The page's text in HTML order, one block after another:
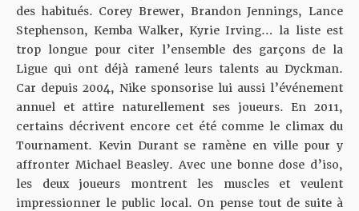
des habitués. Corey Brewer, Brandon Jennings, Lance
Stephenson, Kemba Walker, Kyrie Irving… la liste est
trop longue pour citer l’ensemble des garçons de la
Ligue qui ont déjà ramené leurs talents au Dyckman.
Car depuis 2004, Nike sponsorise lui aussi l’événement
annuel et attire naturellement ses joueurs. En 2011,
certains décrivent encore cet été comme le climax du
Tournament. Kevin Durant se ramène en ville pour y
affronter Michael Beasley. Avec une bonne dose d’iso,
les deux joueurs montrent les muscles et veulent
impressionner le public local. On pense tout de suite à